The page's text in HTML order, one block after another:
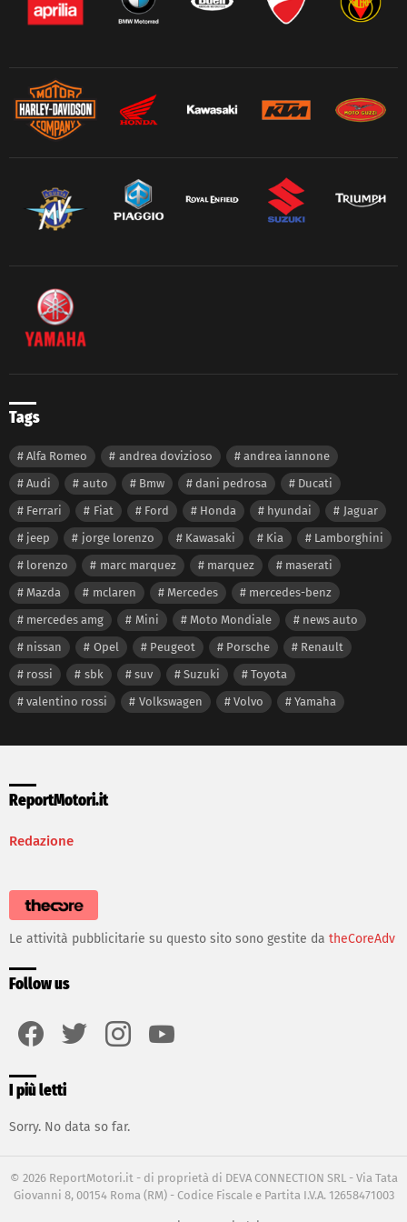
Tags
Alfa Romeo andrea dovizioso
andrea iannone
Audi
auto Bmw dani pedrosa
Ducati
Ferrari
Fiat Ford Honda hyundai
Jaguar
jeep
jorge lorenzo Kawasaki Kia
Lamborghini
lorenzo
marc marquez marquez
maserati
Mazda
mclaren Mercedes
mercedes-benz
mercedes amg
Mini Moto Mondiale
news auto
nissan
Opel Peugeot Porsche
Renault
rossi
sbk suv Suzuki
Toyota
valentino rossi
Volkswagen Volvo Yamaha
ReportMotori.it
Redazione
Le attività pubblicitarie su questo sito sono gestite da theCoreAdv
Follow us
I più letti
Sorry. No data so far.
© 2026 ReportMotori.it - di proprietà di DEVA CONNECTION SRL - Via Tata
Giovanni 8, 00154 Roma (RM) - Codice Fiscale e Partita I.V.A. 12658471003